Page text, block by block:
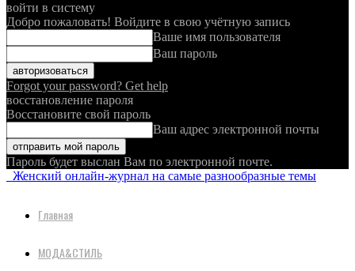
войти в систему
Добро пожаловать! Войдите в свою учётную запись
Ваше имя пользователя
Ваш пароль
Forgot your password? Get help
восстановление пароля
Восстановите свой пароль
Ваш адрес электронной почты
Пароль будет выслан Вам по электронной почте.
Женский онлайн-журнал на самые разнообразные темы
Главная
МОДА&СТИЛЬ